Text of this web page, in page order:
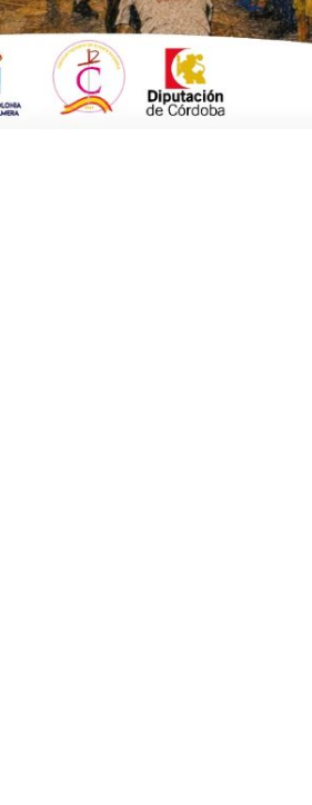
lo ha cambiado todo.
las
por el Gobierno
está dedicando sus
de Ingresos y
Económica que se
la crisis sanitaria,
el paro, la inversión
por la
disponibilidad para